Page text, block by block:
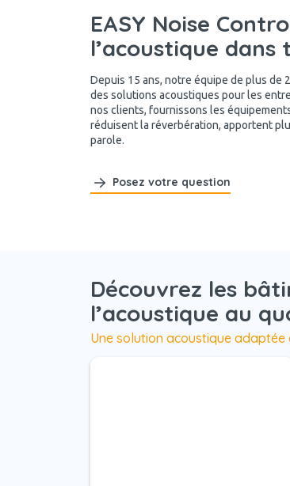
EASY Noise
l’acoustique dans
Depuis 15 ans, notre équipe de plus
des solutions acoustiques pour les
nos clients, fournissons les
réduisent la réverbération, apportent
parole.
Posez votre question
Découvrez les
l’acoustique au
Une solution acoustique adaptée